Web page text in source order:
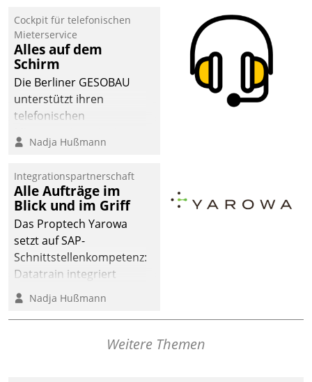
der
Wohnungswirtschaft“.
Bewerben können sich
dafür ein Team
bestehend aus
Wohnungsunternehmen
und PropTech.
Cockpit für telefonischen
Mieterservice
Alles auf dem
Schirm
Die Berliner GESOBAU
unterstützt ihren
telefonischen
digitalen Cockpit, das
passende Fragen und
Schlagworte auswirft.
Eine intuitive
Dialogführung ermöglicht
dem externen
Serviceteam, Anrufe von
Mietenden zügiger und
effizienter zu bearbeiten.
Nadja Hußmann
Integrationspartnerschaft
Alle Aufträge im
Blick und im Griff
Das Proptech Yarowa
setzt auf SAP-
Schnittstellenkompetenz:
Datatrain integriert
Yarowas Portal zur
Vergabe und Verwaltung
von Aufträgen der
Nadja Hußmann
Weitere Themen